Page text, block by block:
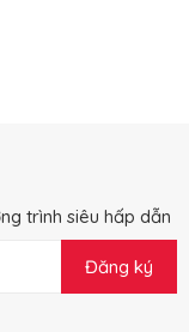
trình siêu hấp dẫn
Đăng ký